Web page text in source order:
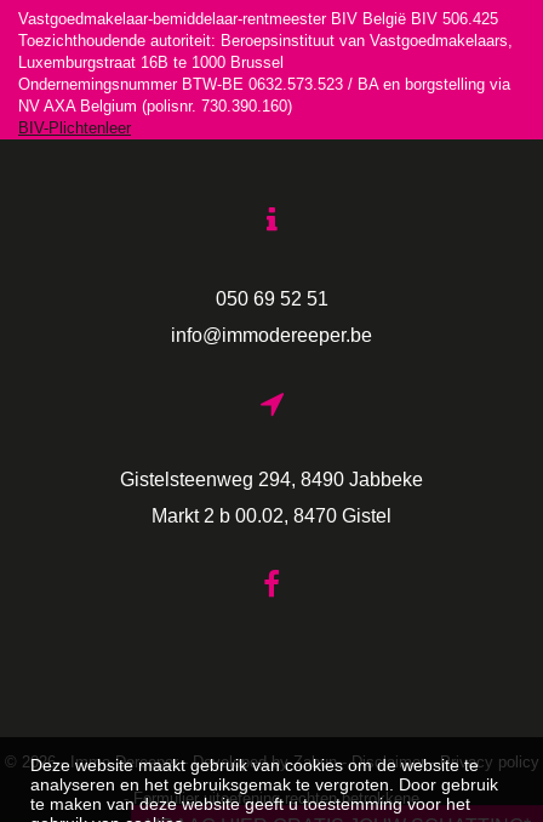
Vastgoedmakelaar-bemiddelaar-rentmeester BIV België BIV 506.425
Toezichthoudende autoriteit: Beroepsinstituut van Vastgoedmakelaars,
Luxemburgstraat 16B te 1000 Brussel
Ondernemingsnummer BTW-BE 0632.573.523 / BA en borgstelling via
NV AXA Belgium (polisnr. 730.390.160)
BIV-Plichtenleer
050 69 52 51
info@immodereeper.be
Gistelsteenweg 294, 8490 Jabbeke
Markt 2 b 00.02, 8470 Gistel
© 2026 - Immo Dereeper -Developed by Zabun-Disclaimer-Privacy policy
-Formulier uitoefening rechten betrokkene
Deze website maakt gebruik van cookies om de website te
analyseren en het gebruiksgemak te vergroten. Door gebruik
te maken van deze website geeft u toestemming voor het